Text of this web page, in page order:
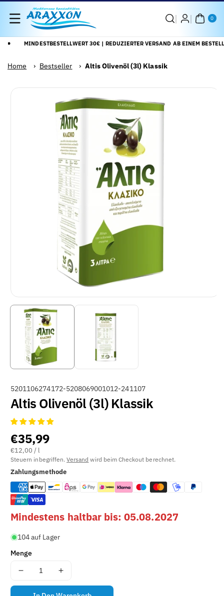
Direkt Zum
Inhalt
0
AR
TIK
MINDESTBESTELLWERT 30€ | REDUZIERTER VERSAND AB EINEM
Home › Bestseller › Altis Olivenöl (3l) Klassik
A
R
I
K
E
L
N
M
M
R
(
U
5201106274172-5208069001012-241107
Altis Olivenöl (3l) Klassik
€35,99
€12,00 / l
Steuern inbegriffen.Versand wird beim Checkout berechnet.
Zahlungsmethode
Mindestens haltbar bis: 05.08.2027
104 auf Lager
Menge
Menge
für
Menge
für